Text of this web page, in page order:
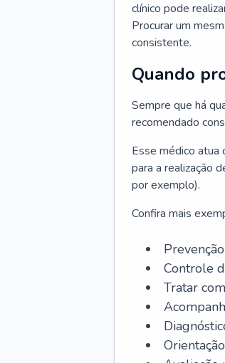
clínico pode
Procurar um
consistente.
Quando
Sempre que há
recomendado
Esse médico atua
para a realização
por exemplo).
Confira mais
Controle
Tratar